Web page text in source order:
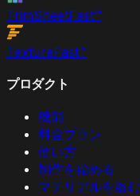
TrimSheetFast™
TextureFast™
プロダクト
機能
料金プラン
使い方
制作を始める
マテリアルを盗む